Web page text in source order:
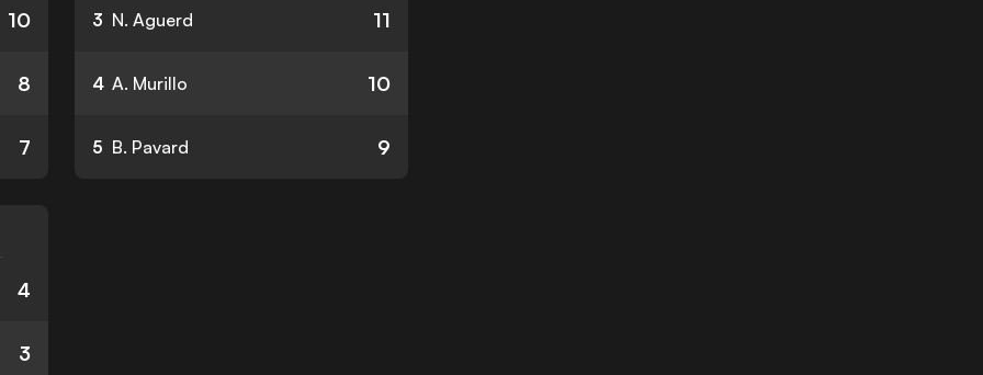
10
8
7
3 N. Aguerd 11
4 A. Murillo 10
5 B. Pavard 9
4
3